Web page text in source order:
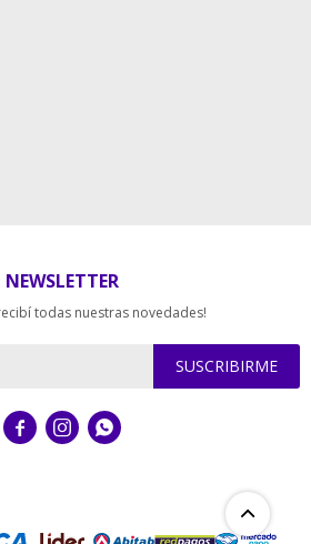
NEWSLETTER
todas nuestras novedades!
SUSCRIBIRME
  